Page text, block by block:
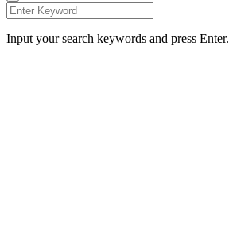
Input your search keywords and press Enter.